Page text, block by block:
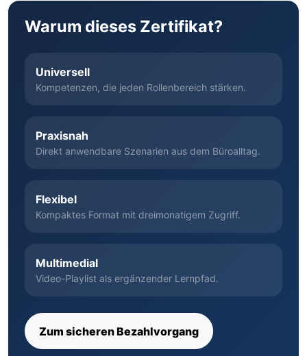
Warum dieses Zertifikat?
Universell
Kompetenzen, die jeden Rollenbereich stärken.
Praxisnah
Direkt anwendbare Szenarien aus dem Büroalltag.
Flexibel
Kompaktes Format mit dreimonatigem Zugriff.
Multimedial
Video-Playlist als ergänzender Lernpfad.
Zum sicheren Bezahlvorgang